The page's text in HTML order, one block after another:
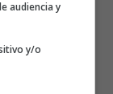
de superar
prejuicios y
al trabajo
«implica
audiencia y
y/o